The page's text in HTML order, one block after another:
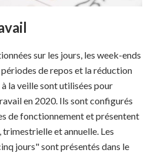
sur les jours, les week-ends
de repos et la réduction
la veille sont utilisées pour
en 2020. Ils sont configurés
de fonctionnement et présentent
trimestrielle et annuelle. Les
jours" sont présentés dans le